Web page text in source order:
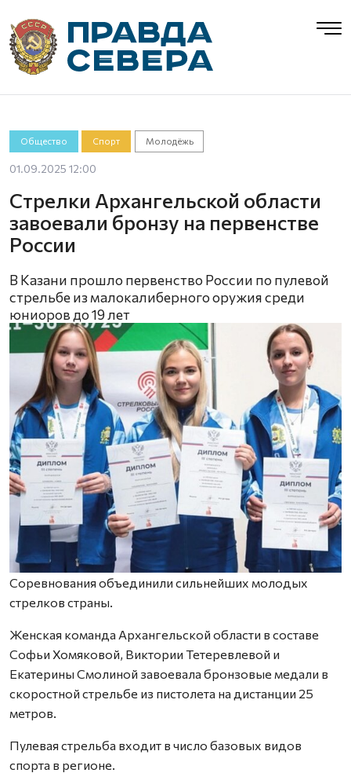
Общество Спорт Молодёжь
01.09.2025 12:00
Стрелки Архангельской области
завоевали бронзу на первенстве
России
В Казани прошло первенство России по пулевой
стрельбе из малокалиберного оружия среди
юниоров до 19 лет
Соревнования объединили сильнейших молодых
стрелков страны.
Женская команда Архангельской области в составе
Софьи Хомяковой, Виктории Тетеревлевой и
Екатерины Смолиной завоевала бронзовые медали в
скоростной стрельбе из пистолета на дистанции 25
метров.
Пулевая стрельба входит в число базовых видов
спорта в регионе.